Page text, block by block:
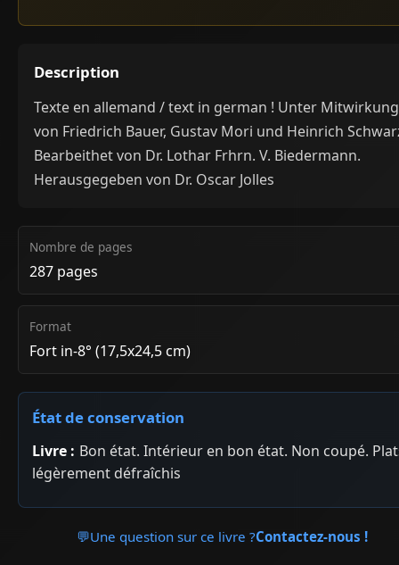
Description
Texte en allemand / text in german ! Unter Mitwirkung
von Friedrich Bauer, Gustav Mori und Heinrich
Bearbeithet von Dr. Lothar Frhrn. V. Biedermann.
Herausgegeben von Dr. Oscar Jolles
Nombre de pages
287 pages
Format
Fort in-8° (17,5x24,5 cm)
État de conservation
Livre : Bon état. Intérieur en bon état. Non coupé.
légèrement défraîchis
💬Une question sur ce livre ?Contactez-nous !